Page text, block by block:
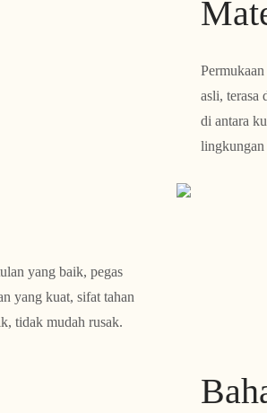
asli, terasa
di antara
lingkungan
yang baik, pegas
yang kuat, sifat tahan
tidak mudah rusak.